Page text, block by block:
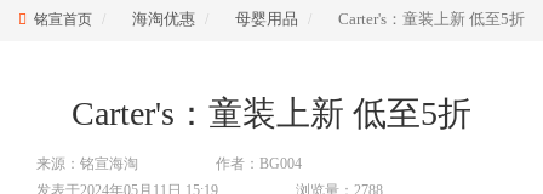
铭宣首页 海淘优惠 母婴用品 Carter's：童装上新 低至5折
Carter's：童装上新 低至5折
来源：铭宣海淘
作者：BG004
发表于2024年05月11日 15:19
浏览量：2788